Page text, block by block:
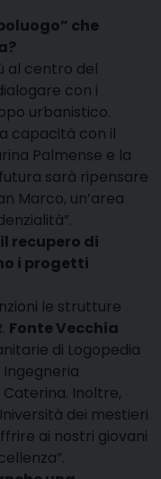
che
al centro del
con i
urbanistico.
capacità con il
Palmense e la
sarà ripensare
Marco, un’area
.
recupero di
i progetti
le strutture
. Fonte Vecchia
di Logopedia
Caterina. Inoltre,
dei mestieri
ai nostri giovani
.